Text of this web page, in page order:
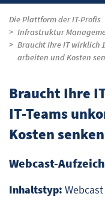
Die Plattform der IT-Profis
Infrastruktur
Braucht Ihre IT wirklich
arbeiten und Kosten
Braucht Ihre
IT-Teams
Kosten
Webcast-
Inhaltstyp: Webcast